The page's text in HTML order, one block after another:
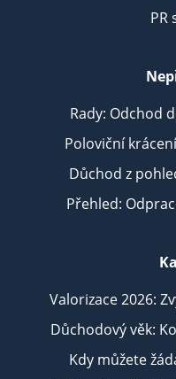
PR
Rady: Odchod
Poloviční
Důchod z
Přehled:
Valorizace 2026:
Důchodový věk:
Kdy můžete